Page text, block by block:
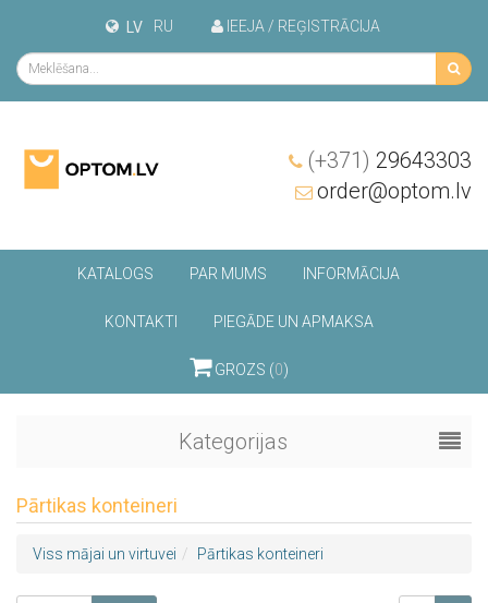
LV RU IEEJA / REĢISTRĀCIJA
(+371) 29643303
order@optom.lv
KATALOGS PAR MUMS INFORMĀCIJA
KONTAKTI PIEGĀDE UN APMAKSA
GROZS (0)
Kategorijas
Pārtikas konteineri
Viss mājai un virtuvei Pārtikas konteineri